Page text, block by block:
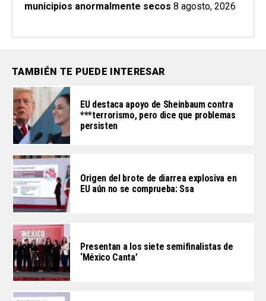
municipios anormalmente secos 8 agosto, 2026
TAMBIÉN TE PUEDE INTERESAR
EU destaca apoyo de Sheinbaum contra
***terrorismo, pero dice que problemas
persisten
Origen del brote de diarrea explosiva en
EU aún no se comprueba: Ssa
Presentan a los siete semifinalistas de
‘México Canta’